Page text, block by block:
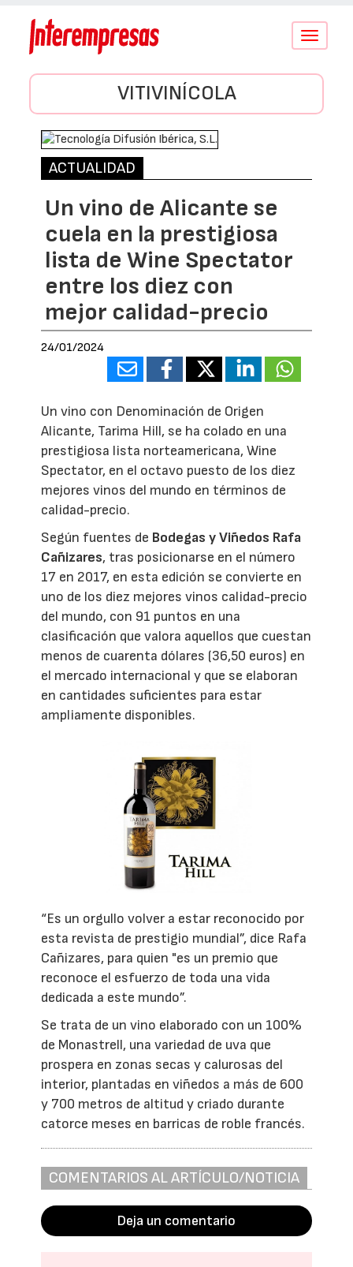
Conmutar
VITIVINÍCOLA
ACTUALIDAD
Un vino de Alicante se
cuela en la prestigiosa
lista de Wine Spectator
entre los diez con
mejor calidad-precio
24/01/2024
Un vino con Denominación de Origen
Alicante, Tarima Hill, se ha colado en una
prestigiosa lista norteamericana, Wine
Spectator, en el octavo puesto de los diez
mejores vinos del mundo en términos de
calidad-precio.
Según fuentes de Bodegas y Viñedos Rafa
Cañizares, tras posicionarse en el número
17 en 2017, en esta edición se convierte en
uno de los diez mejores vinos calidad-precio
del mundo, con 91 puntos en una
clasificación que valora aquellos que cuestan
menos de cuarenta dólares (36,50 euros) en
el mercado internacional y que se elaboran
en cantidades suficientes para estar
ampliamente disponibles.
“Es un orgullo volver a estar reconocido por
esta revista de prestigio mundial”, dice Rafa
Cañizares, para quien "es un premio que
reconoce el esfuerzo de toda una vida
dedicada a este mundo”.
Se trata de un vino elaborado con un 100%
de Monastrell, una variedad de uva que
prospera en zonas secas y calurosas del
interior, plantadas en viñedos a más de 600
y 700 metros de altitud y criado durante
catorce meses en barricas de roble francés.
COMENTARIOS AL ARTÍCULO/NOTICIA
Deja un comentario